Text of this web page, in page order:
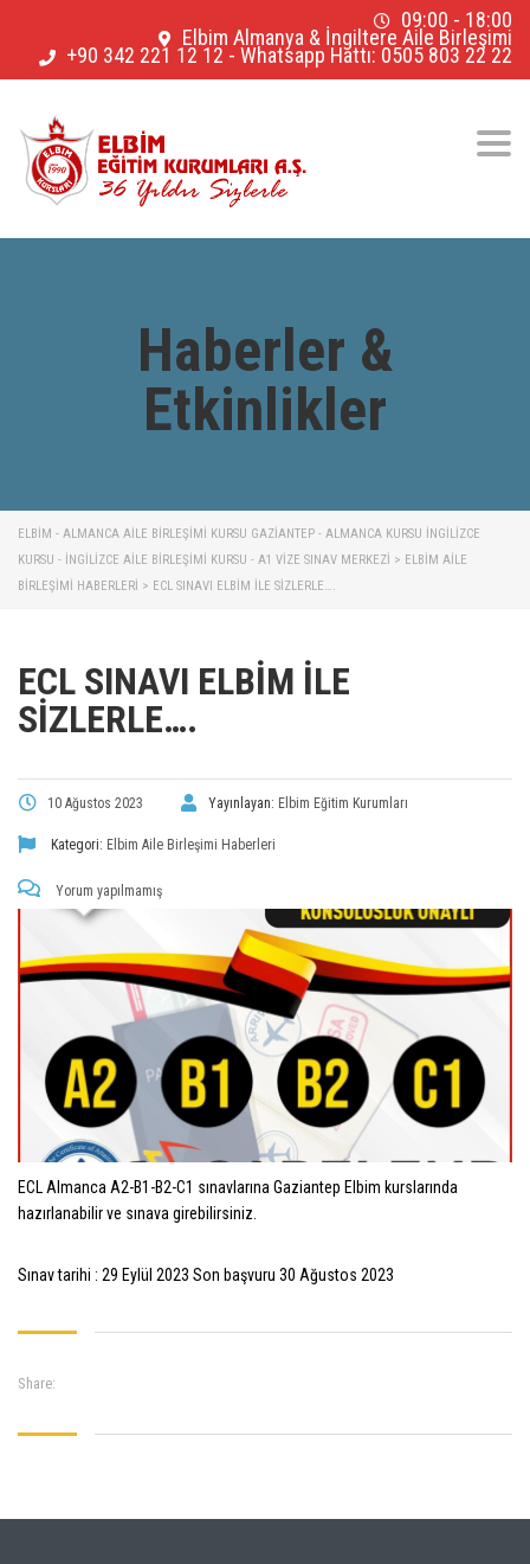
09:00 - 18:00
Elbim Almanya & İngiltere Aile Birleşimi
+90 342 221 12 12 - Whatsapp Hattı: 0505 803 22 22
Haberler &
Etkinlikler
ELBİM - ALMANCA AILE BIRLEŞIMI KURSU GAZIANTEP - ALMANCA KURSU İNGILIZCE
KURSU - İNGILIZCE AILE BIRLEŞIMI KURSU - A1 VIZE SINAV MERKEZI > ELBIM AILE
BIRLEŞIMI HABERLERI > ECL SINAVI ELBİM ILE SİZLERLE….
ECL SINAVI ELBİM ILE
SİZLERLE….
10 Ağustos 2023 Yayınlayan: Elbim Eğitim Kurumları
Kategori: Elbim Aile Birleşimi Haberleri
Yorum yapılmamış
ECL Almanca A2-B1-B2-C1 sınavlarına Gaziantep Elbim kurslarında
hazırlanabilir ve sınava girebilirsiniz.
Sınav tarihi : 29 Eylül 2023 Son başvuru 30 Ağustos 2023
Share: